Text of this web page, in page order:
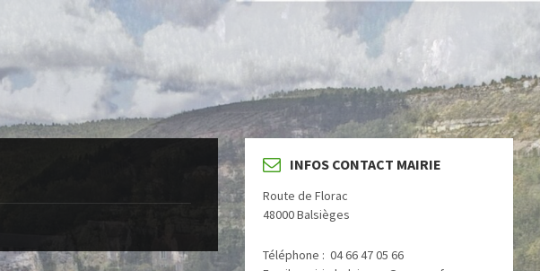
INFOS CONTACT MAIRIE
Route de Florac
48000 Balsièges
Téléphone : 04 66 47 05 66